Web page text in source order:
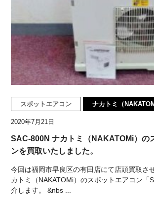
スポットエアコン ナカトミ（
2020年7月21日
SAC-800N ナカトミ（NAKATOMi）の
ンを買取いたしました。
今回は福岡市早良区の有田店にて店頭買取さ
カトミ（NAKATOMi）のスポットエアコン「
介します。 &nbs ...